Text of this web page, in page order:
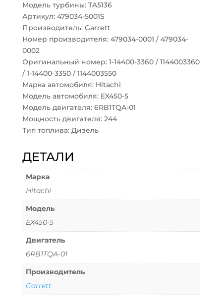
Модель турбины: TA5136
Артикул: 479034-5001S
Производитель: Garrett
Номер производителя: 479034-0001 / 479034-
0002
Оригинальный номер: 1-14400-3360 / 1144003360
/ 1-14400-3350 / 1144003550
Марка автомобиля: Hitachi
Модель автомобиля: EX450-5
Модель двигателя: 6RB1TQA-01
Мощность двигателя: 244
Тип топлива: Дизель
ДЕТАЛИ
Марка
Hitachi
Модель
EX450-5
Двигатель
6RB1TQA-01
Производитель
Garrett